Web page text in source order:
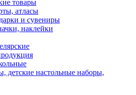
товары
атласы
и сувениры
наклейки
детские настольные наборы,